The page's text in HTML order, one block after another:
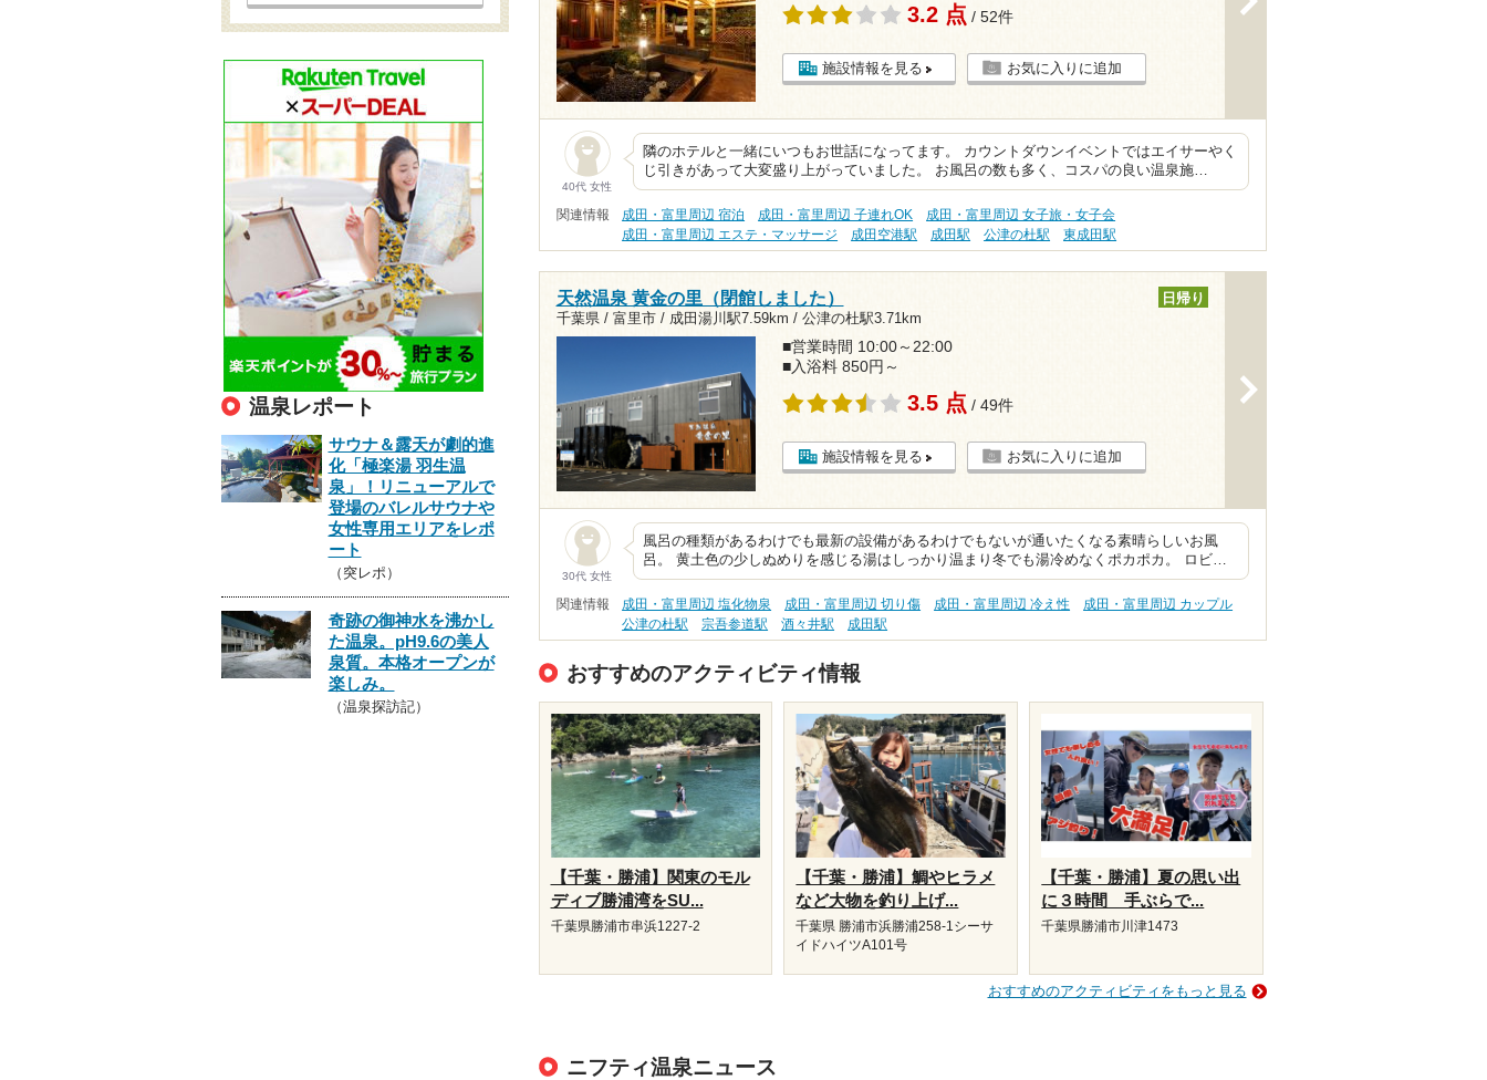
3.2 点 / 52件
施設情報を見る お気に入りに追加
40代 女性
隣のホテルと一緒にいつもお世話になってます。 カウントダウンイベントではエイサーやく
じ引きがあって大変盛り上がっていました。 お風呂の数も多く、コスパの良い温泉施…
関連情報 成田・富里周辺 宿泊 成田・富里周辺 子連れOK
成田・富里周辺 女子旅・女子会
成田・富里周辺 エステ・マッサージ
成田空港駅 成田駅 公津の杜駅 東成田駅
天然温泉 黄金の里（閉館しました）
千葉県 / 富里市 / 成田湯川駅7.59km / 公津の杜駅3.71km
日帰り
■営業時間 10:00～22:00
■入浴料 850円～
3.5 点 / 49件
施設情報を見る お気に入りに追加
30代 女性
風呂の種類があるわけでも最新の設備があるわけでもないが通いたくなる素晴らしいお風
呂。 黄土色の少しぬめりを感じる湯はしっかり温まり冬でも湯冷めなくポカポカ。 ロビ…
関連情報 成田・富里周辺 塩化物泉 成田・富里周辺 切り傷 成田・富里周辺 冷え性
成田・富里周辺 カップル
公津の杜駅
宗吾参道駅 酒々井駅 成田駅
おすすめのアクティビティ情報
【千葉・勝浦】関東のモル
ディブ勝浦湾をSU...
千葉県勝浦市串浜1227-2
【千葉・勝浦】鯛やヒラメ
など大物を釣り上げ...
千葉県 勝浦市浜勝浦258-1シーサ
イドハイツA101号
【千葉・勝浦】夏の思い出
に３時間 手ぶらで...
千葉県勝浦市川津1473
おすすめのアクティビティをもっと見る
ニフティ温泉ニュース
温泉レポート
サウナ＆露天が劇的進
化「極楽湯 羽生温
泉」！リニューアルで
登場のバレルサウナや
女性専用エリアをレポ
ート
（突レポ）
奇跡の御神水を沸かし
た温泉。pH9.6の美人
泉質。本格オープンが
楽しみ。
（温泉探訪記）